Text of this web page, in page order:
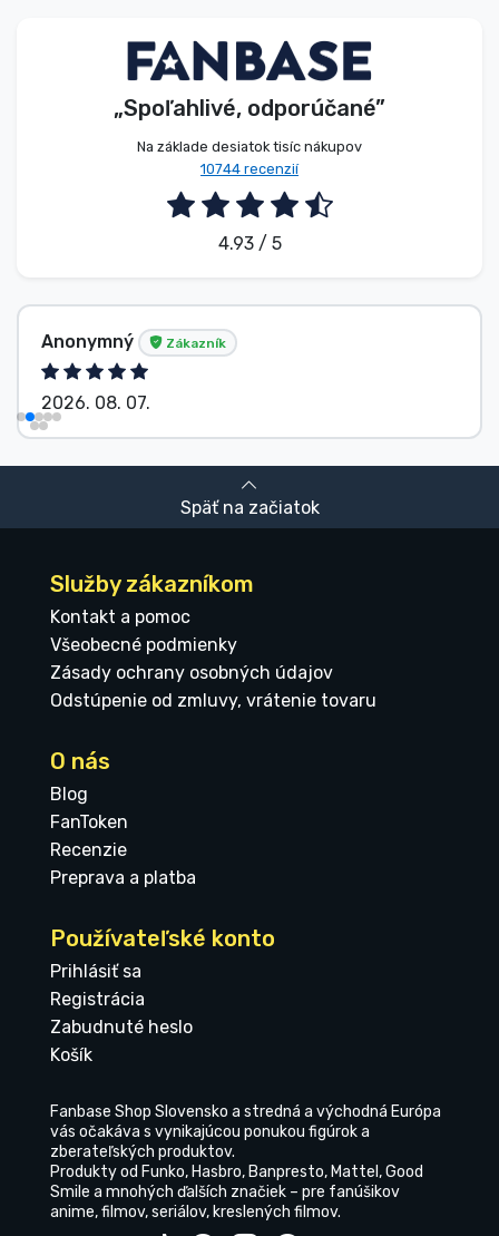
„Spoľahlivé, odporúčané”
Na základe desiatok tisíc nákupov
10744 recenzií
4.93 / 5
Anonymný Zákazník
2026. 08. 07.
Späť na začiatok
Služby zákazníkom
Kontakt a pomoc
Všeobecné podmienky
Zásady ochrany osobných údajov
Odstúpenie od zmluvy, vrátenie tovaru
O nás
Blog
FanToken
Recenzie
Preprava a platba
Používateľské konto
Prihlásiť sa
Registrácia
Zabudnuté heslo
Košík
Fanbase Shop Slovensko a stredná a východná Európa
vás očakáva s vynikajúcou ponukou figúrok a
zberateľských produktov.
Produkty od Funko, Hasbro, Banpresto, Mattel, Good
Smile a mnohých ďalších značiek – pre fanúšikov
anime, filmov, seriálov, kreslených filmov.